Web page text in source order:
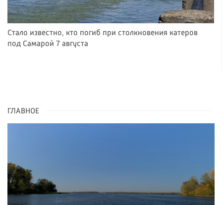
Стало известно, кто погиб при столкновения катеров
под Самарой 7 августа
ГЛАВНОЕ